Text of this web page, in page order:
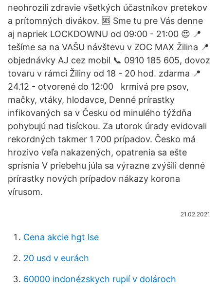
neohrozili zdravie všetkých účastníkov pretekov
a prítomných divákov. 🆘 Sme tu pre Vás denne
aj napriek LOCKDOWNU od 09:00 - 21:00 ️😍 📍
tešíme sa na VAŠU návštevu v ZOC MAX Žilina 📍
objednávky AJ cez mobil 📞 0910 185 605, dovoz
tovaru v rámci Žiliny od 18 - 20 hod. zdarma 📍
24.12 - otvorené do 12:00 ️ ️ krmivá pre psov,
mačky, vtáky, hlodavce, Denné prírastky
infikovaných sa v Česku od minulého týždňa
pohybujú nad tisíckou. Za utorok úrady evidovali
rekordných takmer 1 700 prípadov. Česko má
hrozivo veľa nakazených, opatrenia sa ešte
sprísnia V priebehu júla sa výrazne zvýšili denné
prírastky nových prípadov nákazy korona
vírusom.
21.02.2021
Cena akcie hgt lse
20 usd v eurách
60000 indonézskych rupií v dolároch